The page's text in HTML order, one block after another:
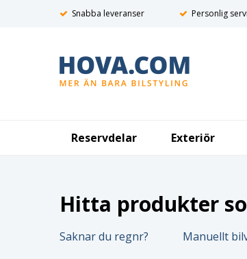
Snabba leveranser Personlig
Reservdelar Exteriör
Hitta produkter
Saknar du regnr? Manuellt